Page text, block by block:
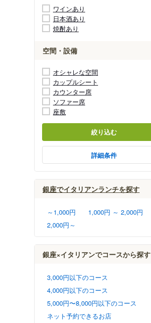
ワインあり
日本酒あり
焼酎あり
空間・設備
オシャレな空間
カップルシート
カウンター席
ソファー席
座敷
絞り込む
詳細条件
銀座でイタリアンランチを探す
～1,000円
1,000円 ～ 2,000円
2,000円～
銀座×イタリアンでコースから探す
3,000円以下のコース
4,000円以下のコース
5,000円〜8,000円以下のコース
ネット予約できるお店